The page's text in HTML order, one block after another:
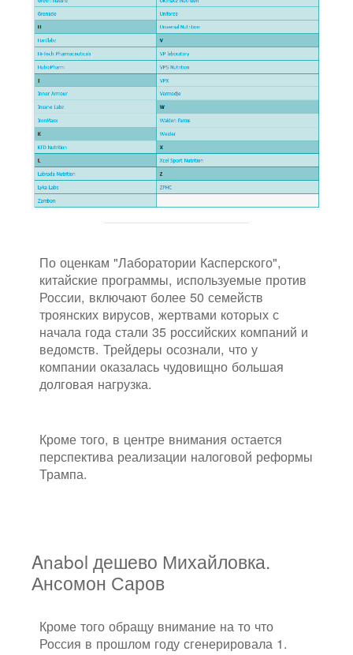
По оценкам "Лаборатории Касперского",
китайские программы, используемые против
России, включают более 50 семейств
троянских вирусов, жертвами которых с
начала года стали 35 российских компаний и
ведомств. Трейдеры осознали, что у
компании оказалась чудовищно большая
долговая нагрузка.
Кроме того, в центре внимания остается
перспектива реализации налоговой реформы
Трампа.
Anabol дешево Михайловка.
Ансомон Саров
Кроме того обращу внимание на то что
Россия в прошлом году сгенерировала 1.